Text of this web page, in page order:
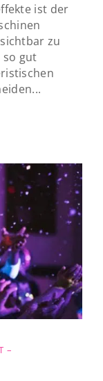
ist der
zu
so gut
S